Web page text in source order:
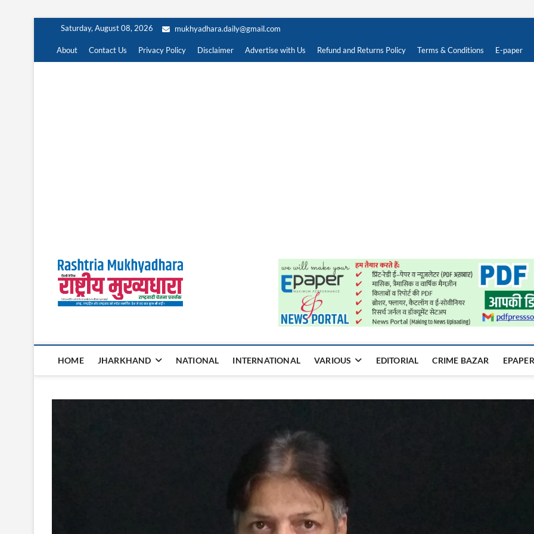
content
Saturday, August 08, 2026 mukhyadhara.daily@gmail.com
About Contact Us Privacy Policy Disclaimer Advertise with Us Refund and Returns Policy Terms & Conditions E-paper
Rashtria Mukhyadhara
HOME JHARKHAND NATIONAL INTERNATIONAL VARIOUS EDITORIAL CRIME BAZAR